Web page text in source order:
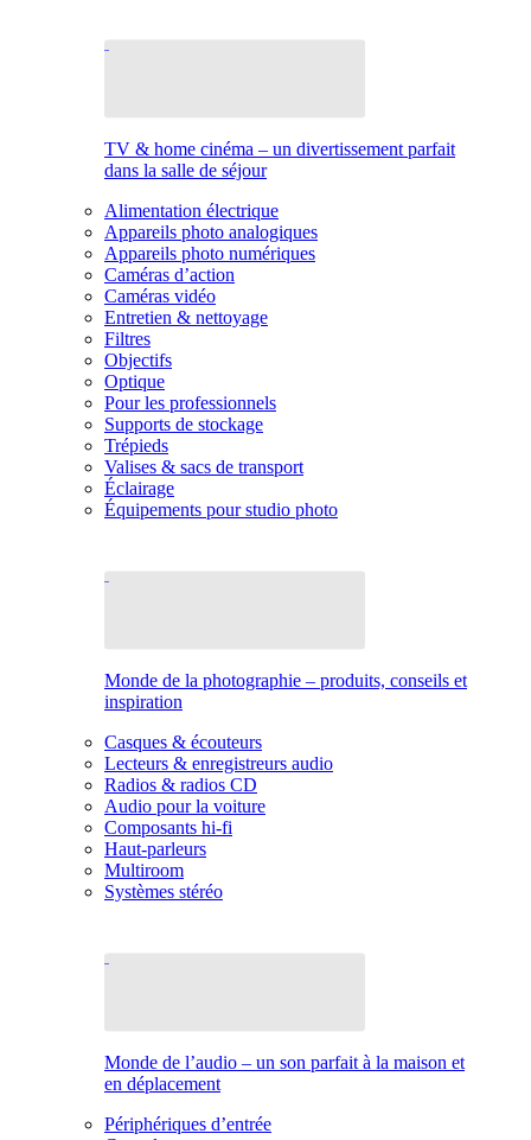
TV & home cinéma – un divertissement parfait
dans la salle de séjour
Alimentation électrique
Appareils photo analogiques
Appareils photo numériques
Caméras d’action
Caméras vidéo
Entretien & nettoyage
Filtres
Objectifs
Optique
Pour les professionnels
Supports de stockage
Trépieds
Valises & sacs de transport
Éclairage
Équipements pour studio photo
Monde de la photographie – produits, conseils et
inspiration
Casques & écouteurs
Lecteurs & enregistreurs audio
Radios & radios CD
Audio pour la voiture
Composants hi-fi
Haut-parleurs
Multiroom
Systèmes stéréo
Monde de l’audio – un son parfait à la maison et
en déplacement
Périphériques d’entrée